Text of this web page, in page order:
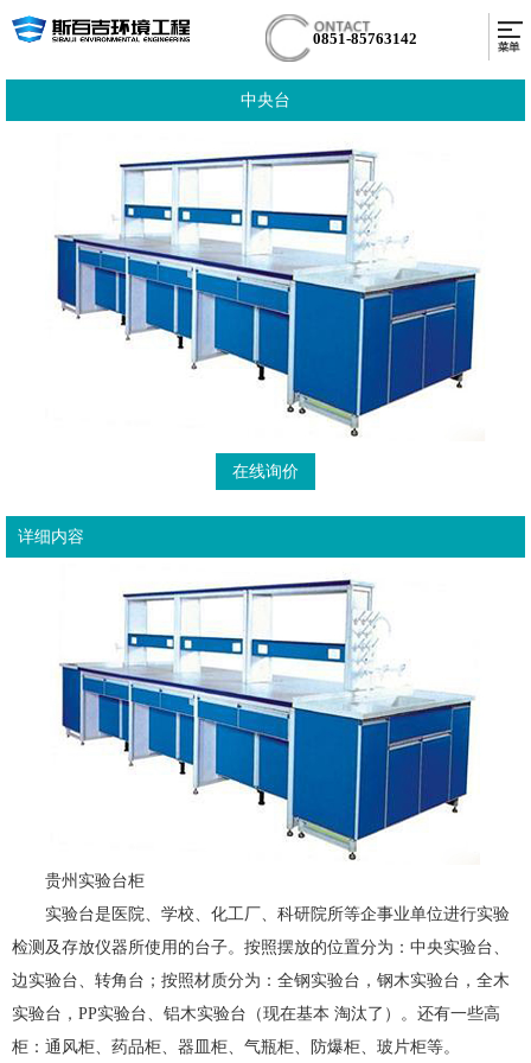
0851-85763142
中央台
在线询价
详细内容
贵州实验台柜
实验台是医院、学校、化工厂、科研院所等企事业单位进行实验
检测及存放仪器所使用的台子。按照摆放的位置分为：中央实验台、
边实验台、转角台；按照材质分为：全钢实验台，钢木实验台，全木
实验台，PP实验台、铝木实验台（现在基本 淘汰了）。还有一些高
柜：通风柜、药品柜、器皿柜、气瓶柜、防爆柜、玻片柜等。